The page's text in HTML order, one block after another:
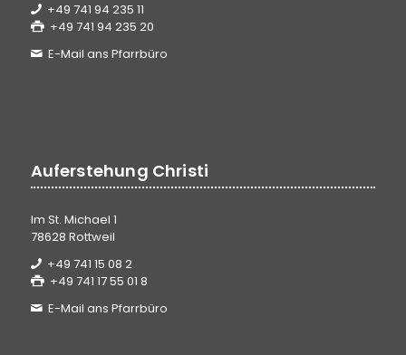
+49 741 94 235 11
+49 741 94 235 20
E-Mail ans Pfarrbüro
Auferstehung Christi
Im St. Michael 1
78628 Rottweil
+49 741 15 08 2
+49 741 17 55 01 8
E-Mail ans Pfarrbüro